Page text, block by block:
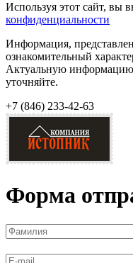
Используя этот сайт, вы
конфиденциальности
Информация,
ознакомительный
Актуальную
уточняйте.
+7 (846) 233-42-63
Форма